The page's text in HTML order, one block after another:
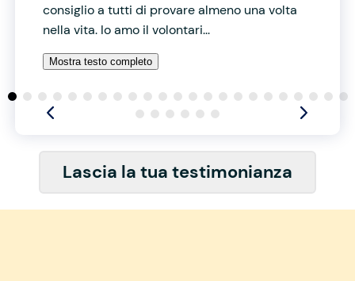
consiglio a tutti di provare almeno una volta
nella vita. Io amo il volontari...
Mostra testo completo
Lascia la tua testimonianza